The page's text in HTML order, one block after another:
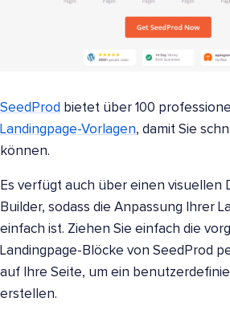
SeedProd bietet über 100
Landingpage-Vorlagen, damit Sie
können.
Es verfügt auch über einen visuellen
Builder, sodass die Anpassung Ihrer
einfach ist. Ziehen Sie einfach die
Landingpage-Blöcke von SeedProd
auf Ihre Seite, um ein
erstellen.